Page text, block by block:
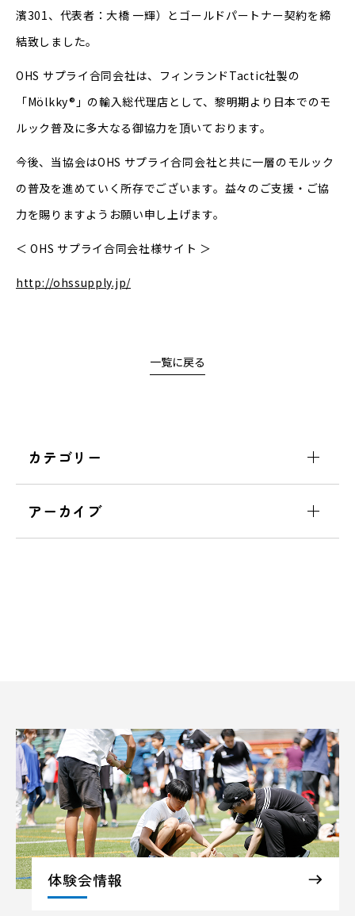
濱301、代表者：大橋 一輝）とゴールドパートナー契約を締
結致しました。
OHS サプライ合同会社は、フィンランドTactic社製の
「Mölkky®」の輸入総代理店として、黎明期より日本でのモ
ルック普及に多大なる御協力を頂いております。
今後、当協会はOHS サプライ合同会社と共に一層のモルック
の普及を進めていく所存でございます。益々のご支援・ご協
力を賜りますようお願い申し上げます。
＜ OHS サプライ合同会社様サイト ＞
http://ohssupply.jp/
一覧に戻る
カテゴリー
アーカイブ
体験会情報